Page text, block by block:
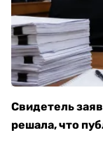
Свидетель
решала, что